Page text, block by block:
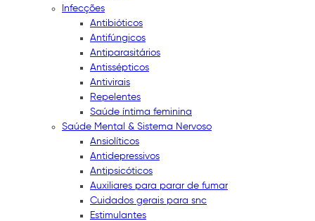
Infecções
Antibióticos
Antifúngicos
Antiparasitários
Antissépticos
Antivirais
Repelentes
Saúde íntima feminina
Saúde Mental & Sistema Nervoso
Ansiolíticos
Antidepressivos
Antipsicóticos
Auxiliares para parar de fumar
Cuidados gerais para snc
Estimulantes